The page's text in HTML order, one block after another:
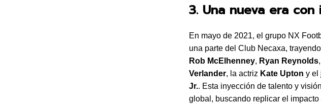
3. Una nueva era
En mayo de 2021, el grupo NX
una parte del Club Necaxa,
Rob McElhenney, Ryan Reynolds
Verlander, la actriz Kate Upton y el
Jr.. Esta inyección de talento y
global, buscando replicar el